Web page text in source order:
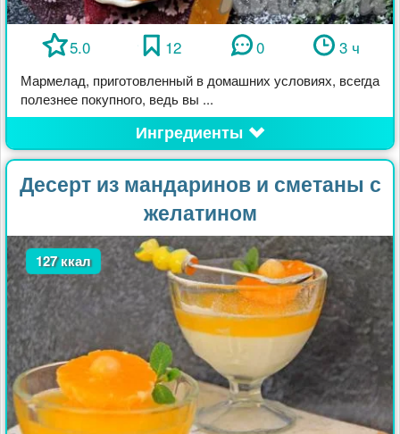
5.0 12 0 3 ч
Мармелад, приготовленный в домашних условиях, всегда
полезнее покупного, ведь вы ...
Ингредиенты
Десерт из мандаринов и сметаны с
желатином
127 ккал